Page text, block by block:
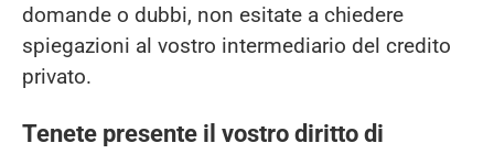
domande o dubbi, non esitate a chiedere
spiegazioni al vostro intermediario del credito
privato.
Tenete presente il vostro diritto di